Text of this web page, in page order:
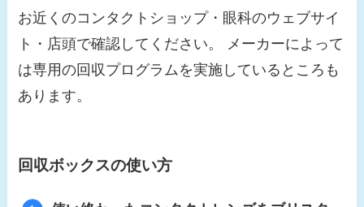
お近くのコンタクトショップ・眼科のウェブサイ
ト・店頭で確認してください。 メーカーによって
は専用の回収プログラムを実施しているところも
あります。
回収ボックスの使い方